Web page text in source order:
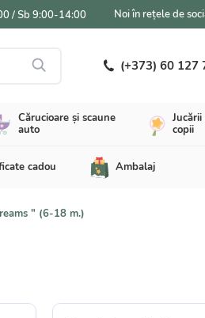
/ Sb 9:00-14:00 Noi în rețele de
(+373) 60 127
Cărucioare și scaune
auto
copii
cadou Ambalaj
" (6-18 m.)